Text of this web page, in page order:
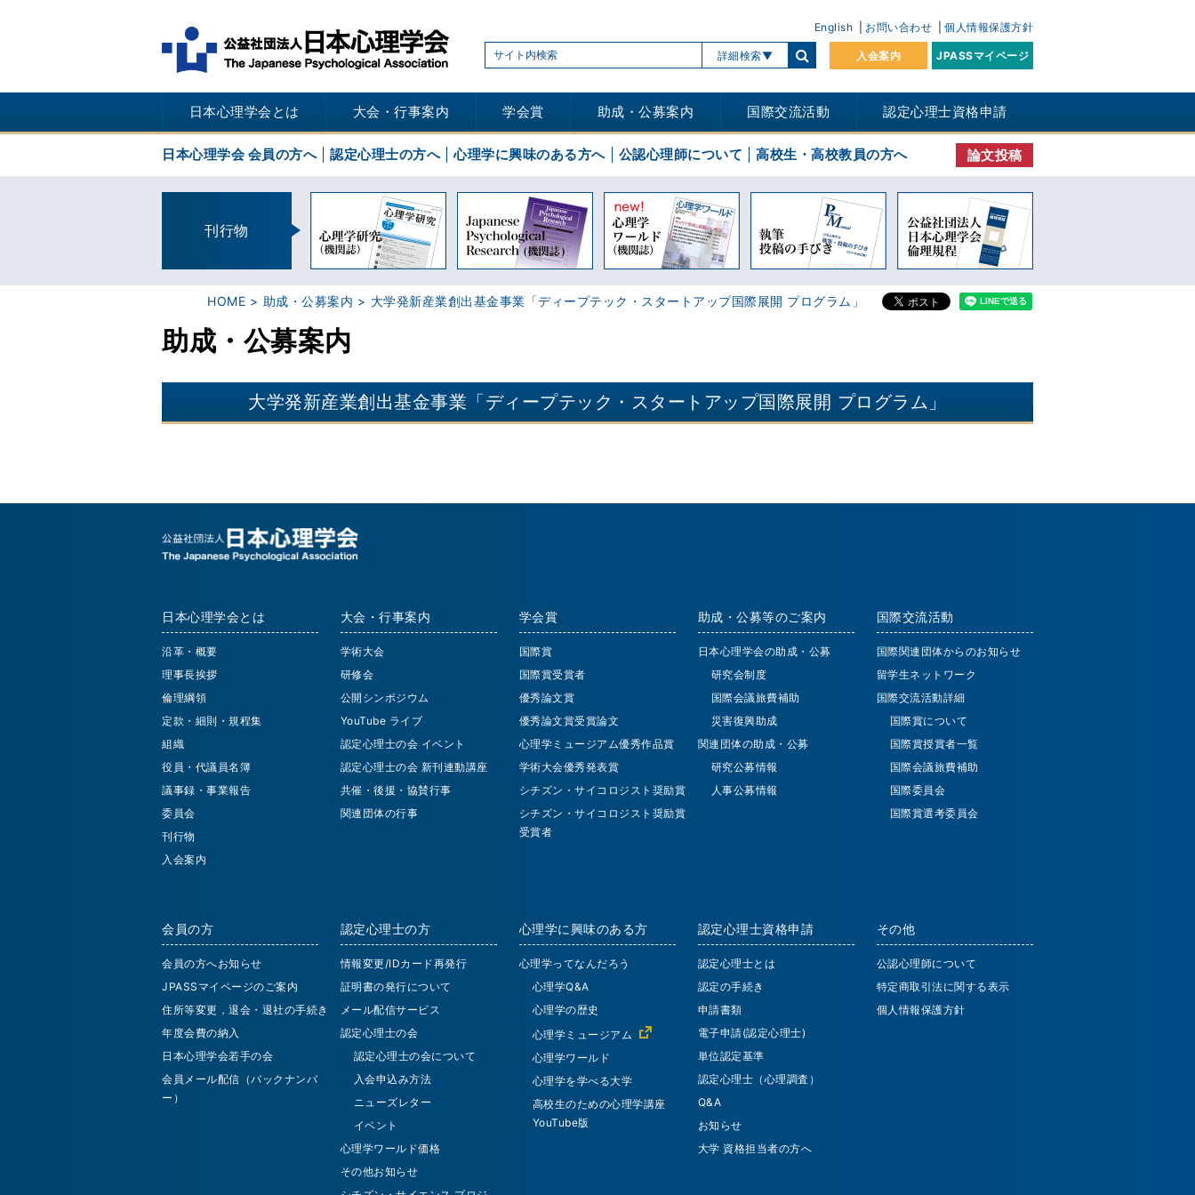
English お問い合わせ 個人情報保護方針
詳細検索 入会案内 JPASSマイページ
日本心理学会とは 大会・行事案内 学会賞 助成・公募案内 国際交流活動 認定心理士資格申請
日本心理学会 会員の方へ 認定心理士の方へ 心理学に興味のある方へ 公認心理師について 高校生・高校教員の方へ 論文投稿
刊行物
HOME 助成・公募案内 大学発新産業創出基金事業「ディープテック・スタートアップ国際展開 プログラム」
助成・公募案内
大学発新産業創出基金事業「ディープテック・スタートアップ国際展開 プログラム」
日本心理学会とは
沿革・概要
理事長挨拶
倫理綱領
定款・細則・規程集
組織
役員・代議員名簿
議事録・事業報告
委員会
刊行物
入会案内
大会・行事案内
学術大会
研修会
公開シンポジウム
YouTube ライブ
認定心理士の会 イベント
認定心理士の会 新刊連動講座
共催・後援・協賛行事
関連団体の行事
学会賞
国際賞
国際賞受賞者
優秀論文賞
優秀論文賞受賞論文
心理学ミュージアム優秀作品賞
学術大会優秀発表賞
シチズン・サイコロジスト奨励賞
シチズン・サイコロジスト奨励賞
受賞者
助成・公募等のご案内
日本心理学会の助成・公募
研究会制度
国際会議旅費補助
災害復興助成
関連団体の助成・公募
研究公募情報
人事公募情報
国際交流活動
国際関連団体からのお知らせ
留学生ネットワーク
国際交流活動詳細
国際賞について
国際賞授賞者一覧
国際会議旅費補助
国際委員会
国際賞選考委員会
会員の方
会員の方へお知らせ
JPASSマイページのご案内
住所等変更，退会・退社の手続き
年度会費の納入
日本心理学会若手の会
会員メール配信（バックナンバ
ー）
認定心理士の方
情報変更/IDカード再発行
証明書の発行について
メール配信サービス
認定心理士の会
認定心理士の会について
入会申込み方法
ニューズレター
イベント
心理学ワールド価格
その他お知らせ
心理学に興味のある方
心理学ってなんだろう
心理学Q&A
心理学の歴史
心理学ミュージアム
心理学ワールド
心理学を学べる大学
高校生のための心理学講座
YouTube版
認定心理士資格申請
認定心理士とは
認定の手続き
申請書類
電子申請(認定心理士)
単位認定基準
認定心理士（心理調査）
Q&A
お知らせ
大学 資格担当者の方へ
その他
公認心理師について
特定商取引法に関する表示
個人情報保護方針